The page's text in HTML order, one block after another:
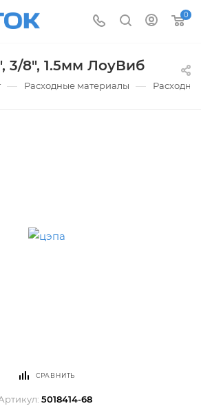
0
3/8", 1.5мм ЛоуВиб
— Расходные материалы —
СРАВНИТЬ
5018414-68